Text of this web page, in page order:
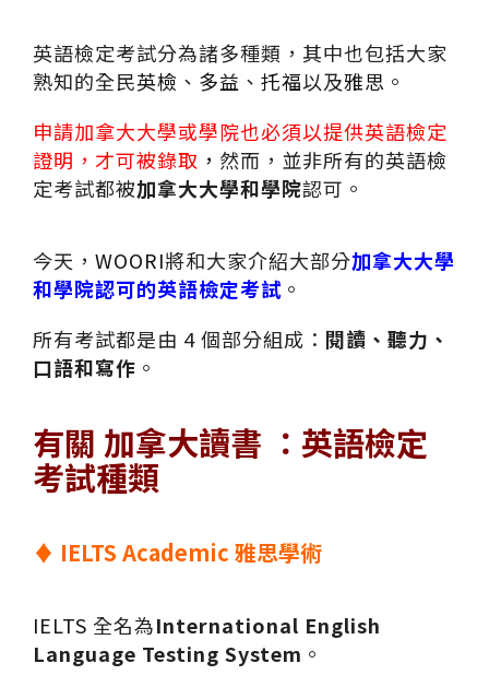
英語檢定考試分為諸多種類，其中也包括大家
熟知的全民英檢 、 多益 、 托福以及雅思 。
申請加拿大大學或學院也必須以提供英語檢定
證明，才可被錄取 ， 然而，並非所有的英語檢
定考試都被加拿大大學和學院認可。
今天， WOORI將和大家介紹大部分加拿大大學
和學院認可的英語檢定考試 。
所有考試都是由 4 個部分組成： 閱讀、聽力、
口語和寫作 。
有關 加拿大讀書 ：英語檢定
考試種類
♦ IELTS Academic 雅思學術
IELTS 全名為International English
Language Testing System 。